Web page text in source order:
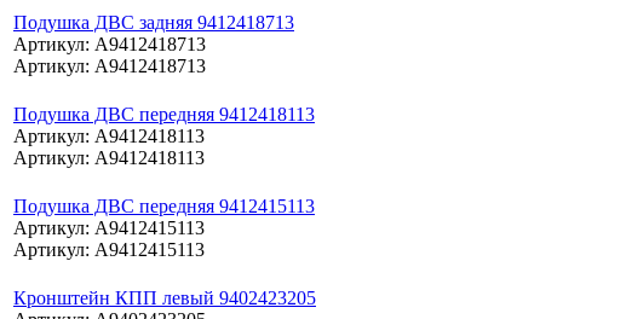
Подушка ДВС задняя 9412418713
Артикул: A9412418713
Артикул: A9412418713
Подушка ДВС передняя 9412418113
Артикул: A9412418113
Артикул: A9412418113
Подушка ДВС передняя 9412415113
Артикул: A9412415113
Артикул: A9412415113
Кронштейн КПП левый 9402423205